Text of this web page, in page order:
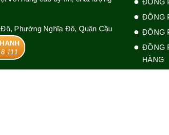
Phường Nghĩa Đô, Quận Cầu
ĐỒNG
ĐỒNG
ĐỒNG
HÀNG
111